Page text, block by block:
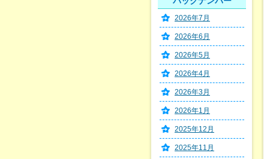
2026年7月
2026年6月
2026年5月
2026年4月
2026年3月
2026年1月
2025年12月
2025年11月